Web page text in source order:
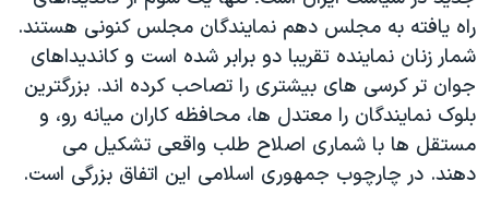
صفحه‌های ویژه
سفر پرزیدنت ترامپ به چین
راه یافته به مجلس دهم نمایندگان مجلس کنونی هستند.
شمار زنان نماینده تقریبا دو برابر شده است و کاندیداهای
جوان تر کرسی های بیشتری را تصاحب کرده اند. بزرگترین
بلوک نمایندگان را معتدل ها، محافظه کاران میانه رو، و
مستقل ها با شماری اصلاح طلب واقعی تشکیل می
دهند. در چارچوب جمهوری اسلامی این اتفاق بزرگی است.